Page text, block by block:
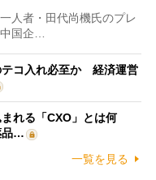
人者・田代尚機氏のプレ
中国企…
テコ入れ必至か 経済運営
れる「CXO」とは何
品…
一覧を見る